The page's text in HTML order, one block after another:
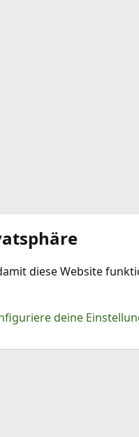
diese Website
deine